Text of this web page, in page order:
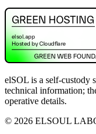
elSOL is a self-custody
technical information;
operative details.
© 2026 ELSOUL